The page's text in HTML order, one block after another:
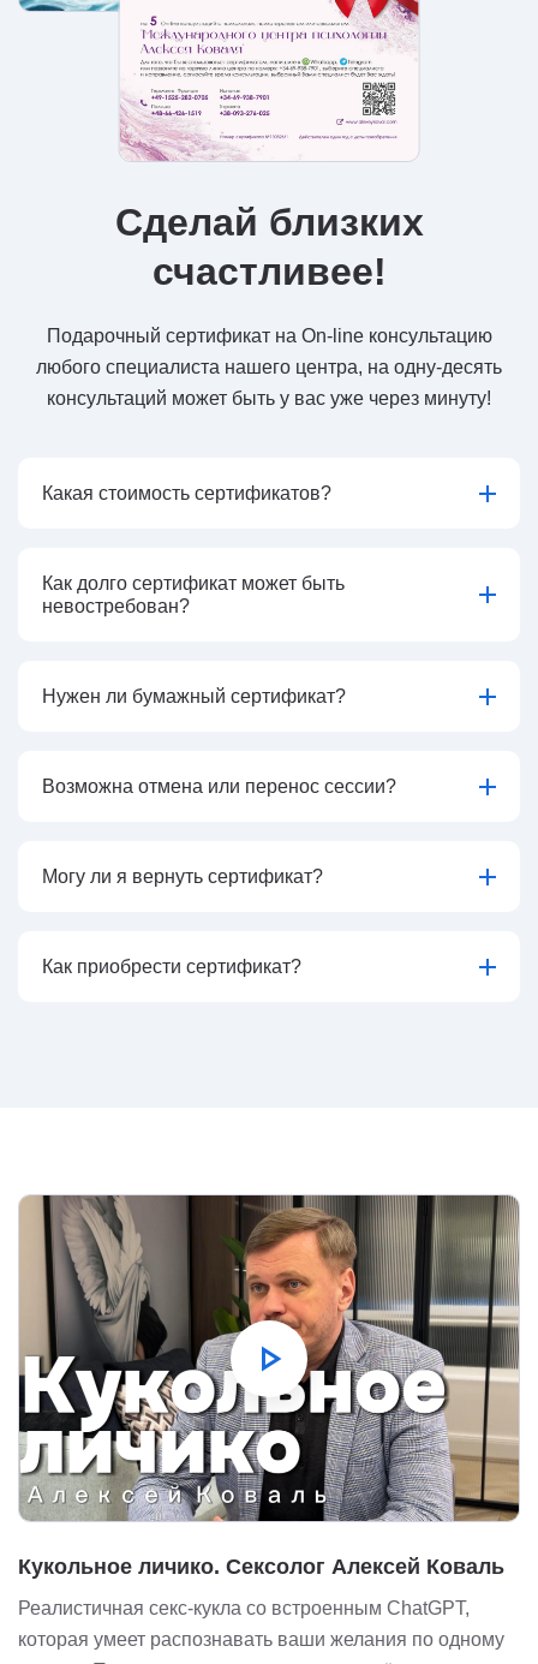
Сделай близких
счастливее!
Подарочный сертификат на On-line консультацию
любого специалиста нашего центра, на одну-десять
консультаций может быть у вас уже через минуту!
Какая стоимость сертификатов?
Как долго сертификат может быть
невостребован?
Нужен ли бумажный сертификат?
Возможна отмена или перенос сессии?
Могу ли я вернуть сертификат?
Как приобрести сертификат?
play_arrow
Кукольное личико. Сексолог Алексей Коваль
Реалистичная секс-кукла со встроенным ChatGPT,
которая умеет распознавать ваши желания по одному